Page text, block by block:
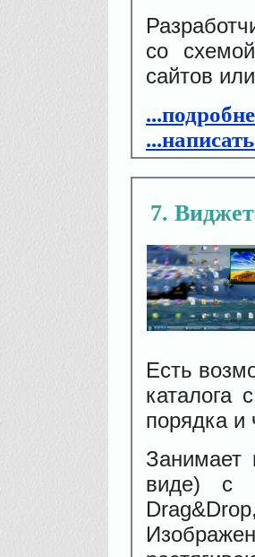
со
сайтов
7
Есть
каталога
порядка и
Занимает
виде) с